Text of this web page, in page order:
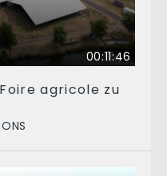
00:11:46
agricole zu